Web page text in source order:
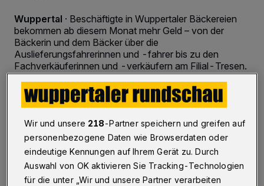
Wuppertal · Beschäftigte in Wuppertaler Bäckereien
bekommen ab diesem Monat mehr Geld – von der
Bäckerin und dem Bäcker über die
Auslieferungsfahrerinnen und -fahrer bis zu den
Fachverkäuferinnen und -verkäufern am Filial-Tresen.
Das teilt die Gewerkschaft Nahrung-Genuss-
Gaststätten mit.
12.01.2023 , 11:00 Uhr 2 Minuten Lesezeit
Wir und unsere 218-Partner speichern und greifen auf
personenbezogene Daten wie Browserdaten oder
eindeutige Kennungen auf Ihrem Gerät zu. Durch
Auswahl von OK aktivieren Sie Tracking-Technologien
für die unter „Wir und unsere Partner verarbeiten